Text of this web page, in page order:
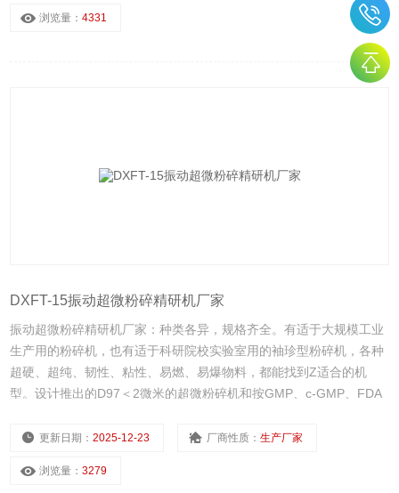
浏览量：4331
DXFT-15振动超微粉碎精研机厂家
振动超微粉碎精研机厂家：种类各异，规格齐全。有适于大规模工业
生产用的粉碎机，也有适于科研院校实验室用的袖珍型粉碎机，各种
超硬、超纯、韧性、粘性、易燃、易爆物料，都能找到Z适合的机
型。设计推出的D97＜2微米的超微粉碎机和按GMP、c-GMP、FDA
更新日期：2025-12-23 厂商性质：生产厂家
浏览量：3279